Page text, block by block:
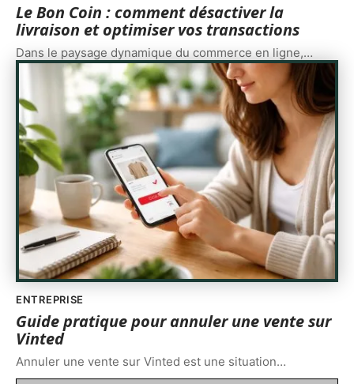
Le Bon Coin : comment désactiver la
livraison et optimiser vos transactions
Dans le paysage dynamique du commerce en ligne,…
ENTREPRISE
Guide pratique pour annuler une vente sur
Vinted
Annuler une vente sur Vinted est une situation…